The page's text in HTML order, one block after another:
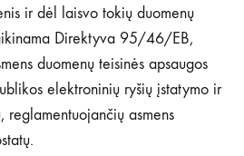
ir dėl laisvo tokių duomenų
Direktyva 95/46/EB,
duomenų teisinės apsaugos
elektroninių ryšių įstatymo ir
reglamentuojančių asmens